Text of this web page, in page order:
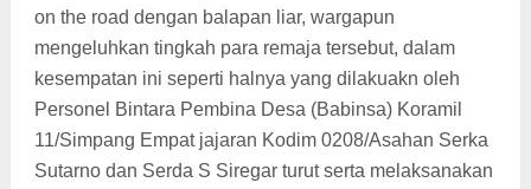
on the road dengan balapan liar, wargapun
mengeluhkan tingkah para remaja tersebut, dalam
kesempatan ini seperti halnya yang dilakuakn oleh
Personel Bintara Pembina Desa (Babinsa) Koramil
11/Simpang Empat jajaran Kodim 0208/Asahan Serka
Sutarno dan Serda S Siregar turut serta melaksanakan